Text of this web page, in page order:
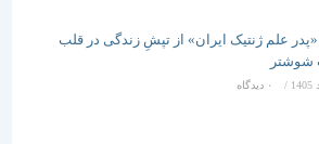
ژنتیک ایران» از تپشِ زندگی در قلب
۰ دیدگاه